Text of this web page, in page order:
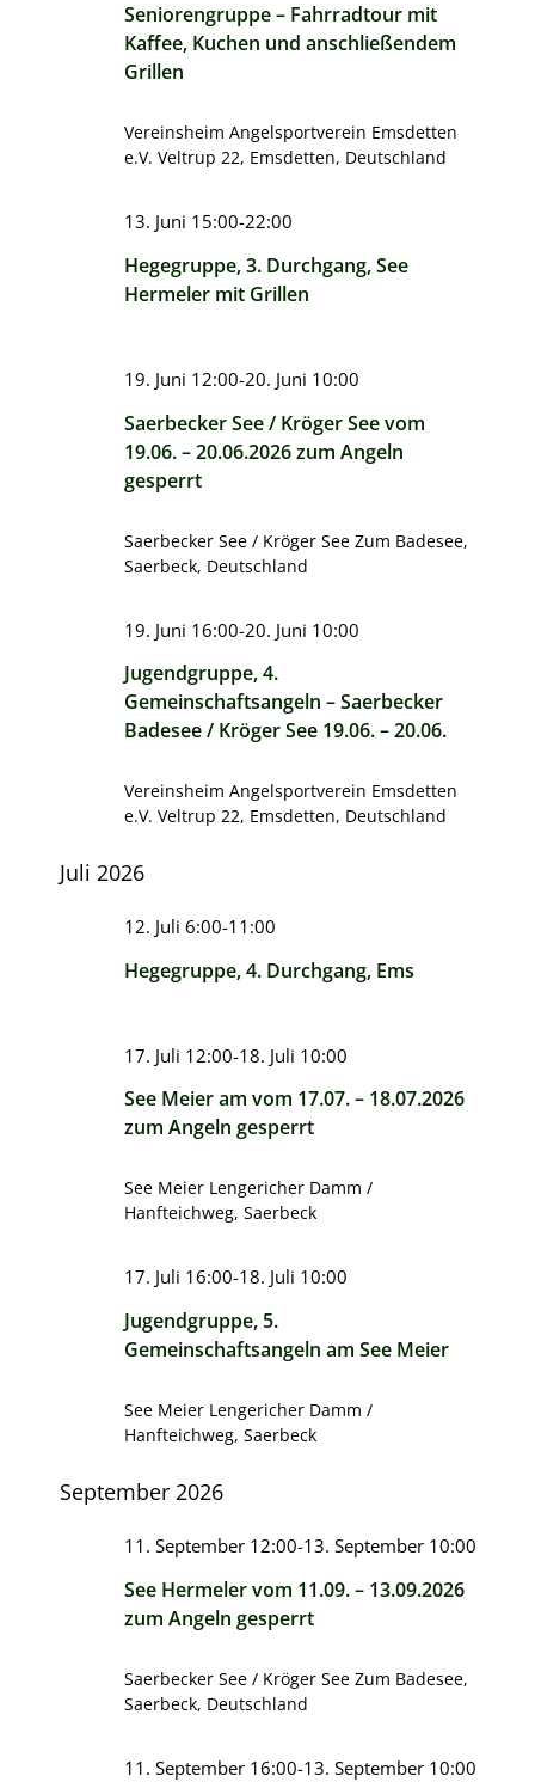
Seniorengruppe – Fahrradtour mit
Kaffee, Kuchen und anschließendem
Grillen
Vereinsheim Angelsportverein Emsdetten
e.V. Veltrup 22, Emsdetten, Deutschland
Hegegruppe, 3. Durchgang, See
Hermeler mit Grillen
13. Juni 15:00-22:00
Saerbecker See / Kröger See vom
19.06. – 20.06.2026 zum Angeln
gesperrt
19. Juni 12:00-20. Juni 10:00
Saerbecker See / Kröger See Zum Badesee,
Saerbeck, Deutschland
Jugendgruppe, 4.
Gemeinschaftsangeln – Saerbecker
Badesee / Kröger See 19.06. – 20.06.
19. Juni 16:00-20. Juni 10:00
Vereinsheim Angelsportverein Emsdetten
e.V. Veltrup 22, Emsdetten, Deutschland
Juli 2026
Hegegruppe, 4. Durchgang, Ems
12. Juli 6:00-11:00
See Meier am vom 17.07. – 18.07.2026
zum Angeln gesperrt
17. Juli 12:00-18. Juli 10:00
See Meier Lengericher Damm /
Hanfteichweg, Saerbeck
Jugendgruppe, 5.
Gemeinschaftsangeln am See Meier
17. Juli 16:00-18. Juli 10:00
See Meier Lengericher Damm /
Hanfteichweg, Saerbeck
September 2026
See Hermeler vom 11.09. – 13.09.2026
zum Angeln gesperrt
11. September 12:00-13. September 10:00
Saerbecker See / Kröger See Zum Badesee,
Saerbeck, Deutschland
11. September 16:00-13. September 10:00